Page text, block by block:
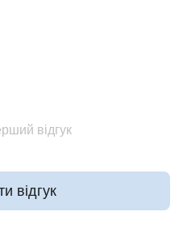
відгук
відгук